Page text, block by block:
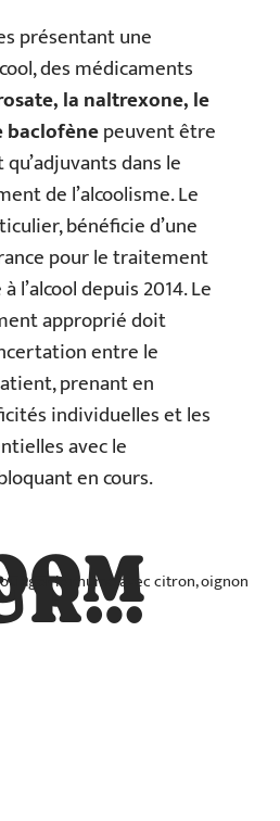
présentant une
des médicaments
la naltrexone, le
baclofènepeuvent être
dans le
de l’alcoolisme. Le
bénéficie d’une
pour le traitement
l’alcool depuis 2014. Le
approprié doit
entre le
prenant en
individuelles et les
avec le
en cours.